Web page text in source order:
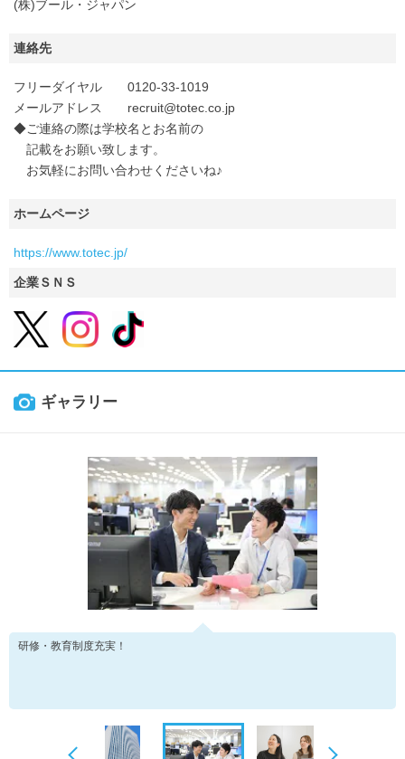
(株)ブール・ジャパン
連絡先
フリーダイヤル 0120-33-1019
メールアドレス recruit@totec.co.jp
◆ご連絡の際は学校名とお名前の
記載をお願い致します。
お気軽にお問い合わせくださいね♪
ホームページ
https://www.totec.jp/
企業ＳＮＳ
ギャラリー
研修・教育制度充実！